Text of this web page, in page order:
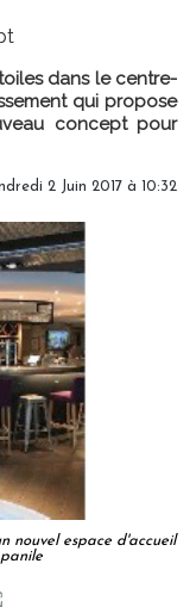
dans le centre-
qui propose
concept pour
2 Juin 2017 à 10:32
nouvel espace d'accueil